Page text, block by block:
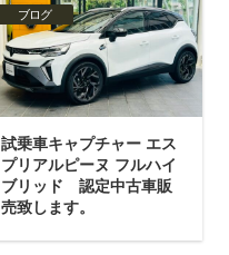
ブログ
試乗車キャプチャー エス
プリアルピーヌ フルハイ
ブリッド 認定中古車販
売致します。